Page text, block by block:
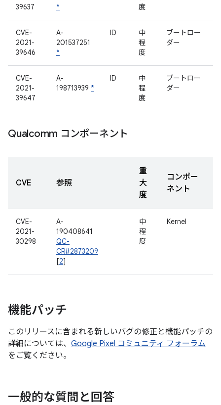
39637
*
度
CVE-
2021-
39646
A-
201537251
*
ID
中
程
度
ブートロー
ダー
CVE-
2021-
39647
A-
198713939 *
ID
中
程
度
ブートロー
ダー
Qualcomm コンポーネント
CVE 参照
重
大
度
コンポー
ネント
CVE-
2021-
30298
A-
190408641
QC-
CR#2873209
[2]
中
程
度
Kernel
機能パッチ
このリリースに含まれる新しいバグの修正と機能パッチの
詳細については、 Google Pixel コミュニティ フォーラム
をご覧ください。
一般的な質問と回答